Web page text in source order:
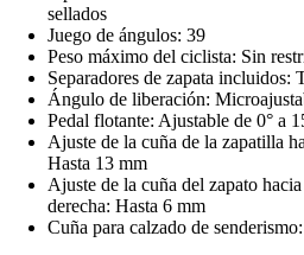
sellados
Juego de ángulos: 39
Peso máximo del ciclista: Sin
Separadores de zapata incluidos:
Ángulo de liberación:
Pedal flotante: Ajustable de 0° a
Ajuste de la cuña de la zapatilla
Hasta 13 mm
Ajuste de la cuña del zapato
derecha: Hasta 6 mm
Cuña para calzado de